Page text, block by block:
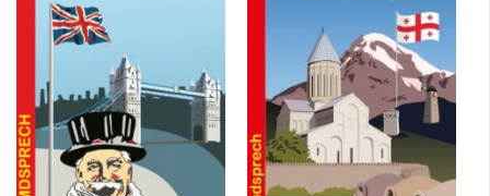
Zu
Wunschliste
hinzufügen